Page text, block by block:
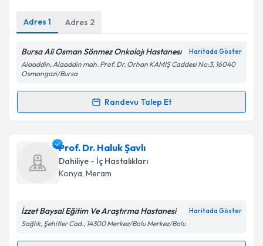
Kişisel verilerimin işlenmesine ilişkinAydınlatma
kapsamda işlenmesini kabul ediyorum.
Takvim Talebini Gönder
Adres 1 Adres 2
Bursa Ali Osman Sönmez Onkolojı Hastanesı Haritada Göster
Alaaddin, Alaaddin mah. Prof. Dr. Orhan KAMIŞ Caddesi No:3, 16040
Osmangazi/Bursa
Randevu Talep Et
Randevu Takvimi Talebi
Dr. Öğr. Üyesi Abdullah Katgı
talebi oluşturun. Size bu uzmandan randevu almanız
için bir takvim hazırlandığında e-posta ile
bilgilendireceğiz.
Prof. Dr. Haluk Şavlı
Dahiliye - İç Hastalıkları
Konya, Meram
İzzet Baysal Eğitim Ve Araştırma Hastanesi Haritada Göster
Sağlık, Şehitler Cad., 14300 Merkez/Bolu Merkez/Bolu